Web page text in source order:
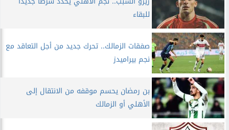
للبقاء
صفقات الزمالك.. تحرك جديد من أجل التعاقد مع
نجم بيراميدز
بن رمضان يحسم موقفه من الانتقال إلى
الأهلي أو الزمالك